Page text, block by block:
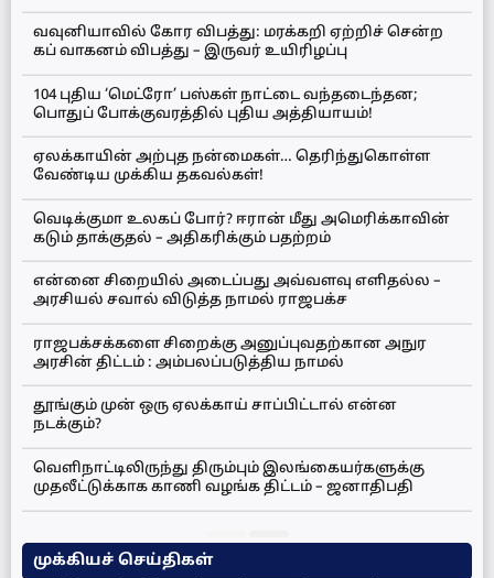
வவுனியாவில் கோர விபத்து: மரக்கறி ஏற்றிச் சென்ற
கப் வாகனம் விபத்து – இருவர் உயிரிழப்பு
104 புதிய ‘மெட்ரோ’ பஸ்கள் நாட்டை வந்தடைந்தன;
பொதுப் போக்குவரத்தில் புதிய அத்தியாயம்!
ஏலக்காயின் அற்புத நன்மைகள்… தெரிந்துகொள்ள
வேண்டிய முக்கிய தகவல்கள்!
வெடிக்குமா உலகப் போர்? ஈரான் மீது அமெரிக்காவின்
கடும் தாக்குதல் – அதிகரிக்கும் பதற்றம்
என்னை சிறையில் அடைப்பது அவ்வளவு எளிதல்ல –
அரசியல் சவால் விடுத்த நாமல் ராஜபக்ச
ராஜபக்சக்களை சிறைக்கு அனுப்புவதற்கான அநுர
அரசின் திட்டம் : அம்பலப்படுத்திய நாமல்
தூங்கும் முன் ஒரு ஏலக்காய் சாப்பிட்டால் என்ன
நடக்கும்?
வெளிநாட்டிலிருந்து திரும்பும் இலங்கையர்களுக்கு
முதலீட்டுக்காக காணி வழங்க திட்டம் – ஜனாதிபதி
முக்கியச் செய்திகள்